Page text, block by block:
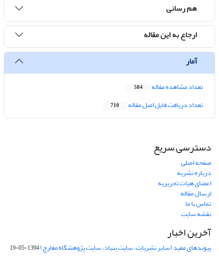
هم رسانی
ارجاع به این مقاله
آمار
تعداد مشاهده مقاله 584
تعداد دریافت فایل اصل مقاله 710
دسترسی سریع
صفحه اصلی
درباره نشریه
اعضای هیات تحریریه
ارسال مقاله
تماس با ما
نقشه سایت
آخرین اخبار
پیوندهای مفید (سایر نشریات، سایت بنیاد، سایت پژوهشگاه معارج)1394-05-19